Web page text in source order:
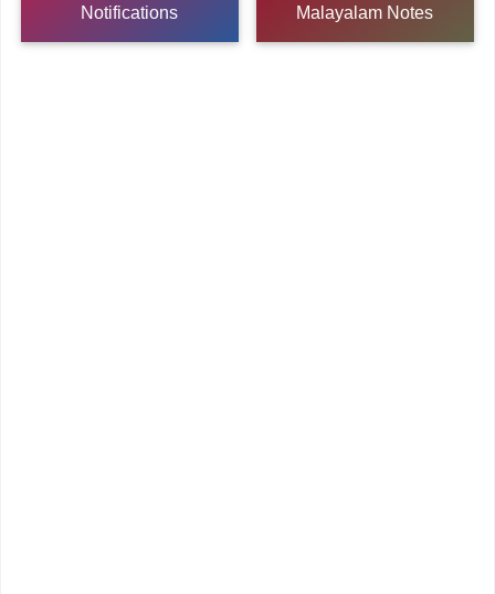
Notifications Malayalam Notes